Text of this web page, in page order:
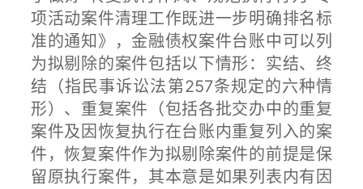
项活动案件清理工作既进一步明确排名标
准的通知》，金融债权案件台账中可以列
为拟剔除的案件包括以下情形：实结、终
结（指民事诉讼法第257条规定的六种情
形）、重复案件（包括各批交办中的重复
案件及因恢复执行在台账内重复列入的案
件，恢复案件作为拟剔除案件的前提是保
留原执行案件，其本意是如果列表内有因